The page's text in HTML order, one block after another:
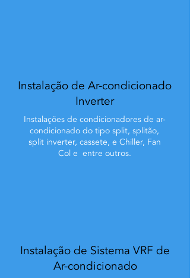
Instalação de Ar-condicionado
Inverter
Instalações de condicionadores de ar-
condicionado do tipo split, splitão,
split inverter, cassete, e Chiller, Fan
Col e entre outros.
Instalação de Sistema VRF de
Ar-condicionado